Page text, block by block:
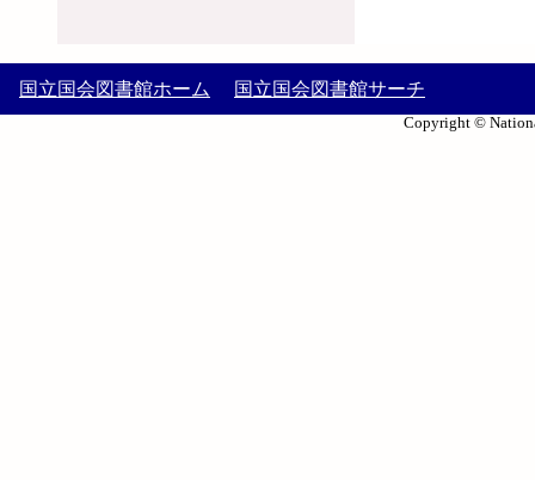
国立国会図書館ホーム 国立国会図書館サーチ
Copyright ©